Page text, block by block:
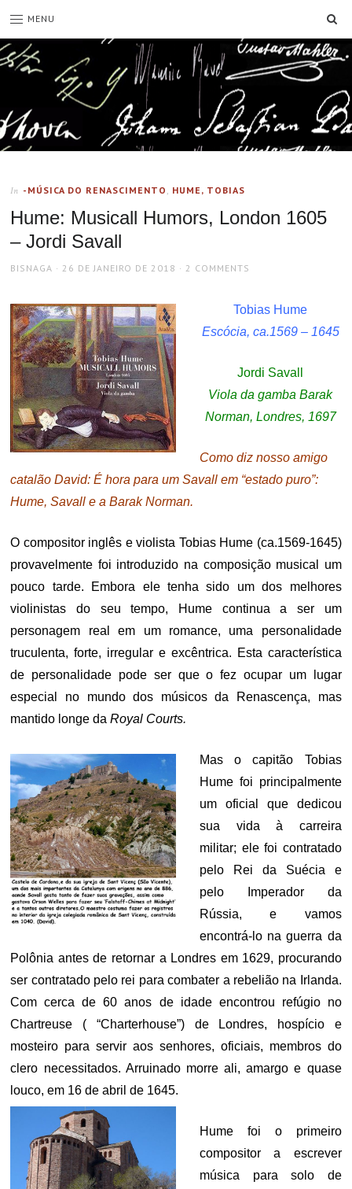
MENU
In -MÚSICA DO RENASCIMENTO , HUME, TOBIAS
Hume: Musicall Humors, London 1605
– Jordi Savall
AUTHOR
BISNAGA
POSTED
26 DE JANEIRO DE 2018 2 COMMENTS
Tobias Hume
Escócia, ca.1569 – 1645
Jordi Savall
Viola da gamba Barak
Norman, Londres, 1697
Como diz nosso amigo
catalão David: É hora para um Savall em “estado puro”:
Hume, Savall e a Barak Norman.
O compositor inglês e violista Tobias Hume (ca.1569-1645)
provavelmente foi introduzido na composição musical um
pouco tarde. Embora ele tenha sido um dos melhores
violinistas do seu tempo, Hume continua a ser um
personagem real em um romance, uma personalidade
truculenta, forte, irregular e excêntrica. Esta característica
de personalidade pode ser que o fez ocupar um lugar
especial no mundo dos músicos da Renascença, mas
mantido longe daRoyal Courts.
Mas o capitão Tobias
Hume foi principalmente
um oficial que dedicou
sua vida à carreira
militar; ele foi contratado
pelo Rei da Suécia e
pelo Imperador da
Rússia, e vamos
encontrá-lo na guerra da
Polônia antes de retornar a Londres em 1629, procurando
ser contratado pelo rei para combater a rebelião na Irlanda.
Com cerca de 60 anos de idade encontrou refúgio no
Chartreuse ( “Charterhouse”) de Londres, hospício e
mosteiro para servir aos senhores, oficiais, membros do
clero necessitados. Arruinado morre ali, amargo e quase
louco, em 16 de abril de 1645.
Hume foi o primeiro
compositor a escrever
música para solo de